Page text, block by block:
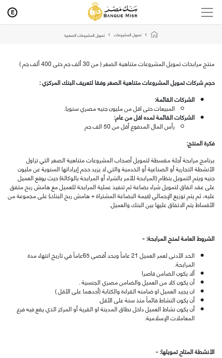
E
تمويل المشروعات تمويل المشروعات الصغيرة
منتج مرابحات تمويل المشروعات متناهية الصغر ( من 30 ألف جم حتى 400 ألف جم )
حجم شركات تمويل المشروعات متناهية الصغر وفقا لتعريف البنك المركزي :
الشركات القائمة:
المبيعات حتى اقل من مليون جنيه مصري سنويا.
الشركات القائمة لمده اقل من عام:
رأس المال المدفوع أقل من 50 الف جم
فكرة المنتج:
برنامج مرابحة آجلة مقسطة لتمويل أصحاب المشروعات متناهية الصغر التي تزاول
الأنشطة التجارية أو الصناعية أو الخدمية والتي لا يزيد حجم إيراداتها السنوية عن مليون
جنيه ويتم التمويل بنظام (المرابحة للآمر بالشراء أو المرابحة بالوكالة) حيث يوقع العميل
على عقد اتفاق لتمويل شراء بضاعة ثم تنفيذ عملية المرابحة للعميل مع هامش ربح متفق
عليه، ثم يتم توزيع الإجمالي (قيمة البضاعة المشتراة + هامش ربح البنك) على مجموعة من
الأقساط يتم الاتفاق عليها بين البنك والعميل.
الشروط العامة لمنح المرابحة: -
الحد الأدنى لعمر العميل 21 عاماً وبحد أقصى 65عاماً في تاريخ انتهاء مدة
المرابحة.
ألا يكون الضامن قاصرا
أن يكون كلا من العميل والضامن مصري الجنسية .
ان يجيد العميل او ضامنه القراءة والكتابة (أحدهما على الأقل )
أن يكون النشاط قائماً منذ سنة على الأقل.
أن يكون نشاط العميل داخل نطاق المدينة او القرية أو المركز الذي يقع فيه فرع
المعاملات الإسلامية.
الأنشطة المتاح تمويلها: -